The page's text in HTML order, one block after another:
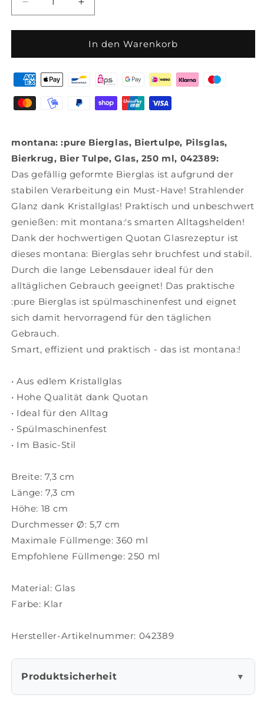
Verringere
die
Menge
montana:
Bierglas,
6er
Set,
Bierkrug,
Bier
Tulpe,
Glas,
250
ml,
042389
Erhöhe
die
Menge
für
montana:
Bierglas,
6er
Set,
Bierkrug,
Bier
Tulpe,
Glas,
250
ml,
042389
In den Warenkorb
montana: :pure Bierglas, Biertulpe, Pilsglas,
Bierkrug, Bier Tulpe, Glas, 250 ml, 042389:
Das gefällig geformte Bierglas ist aufgrund der
stabilen Verarbeitung ein Must-Have! Strahlender
Glanz dank Kristallglas! Praktisch und unbeschwert
genießen: mit montana:'s smarten Alltagshelden!
Dank der hochwertigen Quotan Glasrezeptur ist
dieses montana: Bierglas sehr bruchfest und stabil.
Durch die lange Lebensdauer ideal für den
alltäglichen Gebrauch geeignet! Das praktische
:pure Bierglas ist spülmaschinenfest und eignet
sich damit hervorragend für den täglichen
Gebrauch.
Smart, effizient und praktisch - das ist montana:!
• Aus edlem Kristallglas
• Hohe Qualität dank Quotan
• Ideal für den Alltag
• Spülmaschinenfest
• Im Basic-Stil
Breite: 7,3 cm
Länge: 7,3 cm
Höhe: 18 cm
Durchmesser Ø: 5,7 cm
Maximale Füllmenge: 360 ml
Empfohlene Füllmenge: 250 ml
Material: Glas
Farbe: Klar
Hersteller-Artikelnummer: 042389
Produktsicherheit ▼